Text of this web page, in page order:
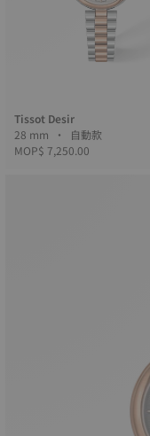
Tissot Desir
28 mm • 自動款
MOP$ 7,250.00